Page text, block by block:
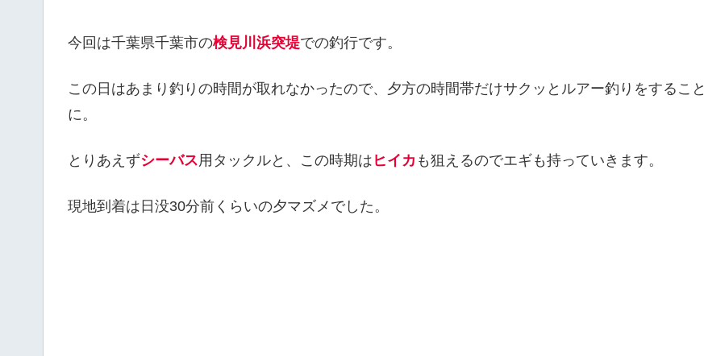
今回は千葉県千葉市の検見川浜突堤での釣行です。
この日はあまり釣りの時間が取れなかったので、夕方の時間帯だけサクッとルアー釣りをすること
に。
とりあえずシーバス用タックルと、この時期は ヒイカ も狙えるのでエギも持っていきます。
現地到着は日没30分前くらいの夕マズメでした。